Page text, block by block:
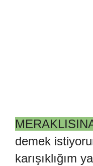
demek
karışıklığım